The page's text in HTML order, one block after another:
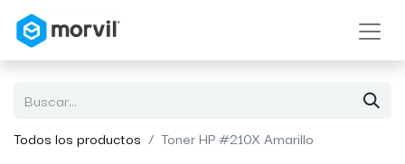
Todos los productos Toner HP #210X Amarillo